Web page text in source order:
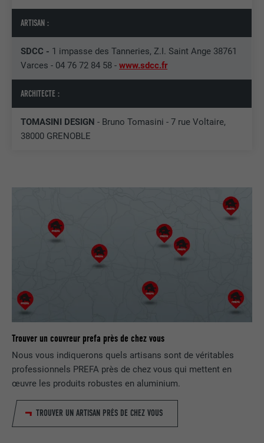
ARTISAN :
SDCC - 1 impasse des Tanneries, Z.I. Saint Ange 38761
Varces - 04 76 72 84 58 -www.sdcc.fr
ARCHITECTE :
TOMASINI DESIGN- Bruno Tomasini - 7 rue Voltaire,
38000 GRENOBLE
Trouver un couvreur prefa près de chez vous
Nous vous indiquerons quels artisans sont de véritables
professionnels PREFA près de chez vous qui mettent en
œuvre les produits robustes en aluminium.
TROUVER UN ARTISAN PRÈS DE CHEZ VOUS
UTILITÉ
autorise l'utilisation de cookies. Ne
UTILITÉ
Utilisé par LinkedIn lorsqu'un site
Internet contient une fenêtre « Suivez-
nous » intégrée.
NOM bcookie
FOURNISSEUR
Utilisé par le service de réseau social
bscookie
EXPIRATION
UTILITÉ
LinkedIn pour suivre l'utilisation de
services intégrés